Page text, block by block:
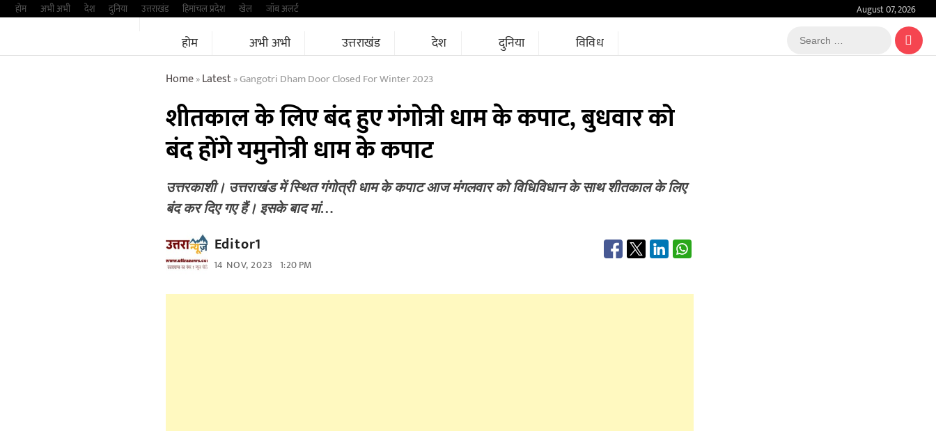
Skipहोम अभी अभी देश दुनिया उत्तराखंड हिमांचल प्रदेश खेल जॉब अलर्ट August 07, 2026
होम अभी अभी उत्तराखंड देश दुनिया विविध
Search
…
Home»Latest»Gangotri Dham Door Closed For Winter 2023
शीतकाल के लिए बंद हुए गंगोत्री धाम के कपाट, बुधवार को
बंद होंगे यमुनोत्री धाम के कपाट
उत्तरकाशी। उत्तराखंड में स्थित गंगोत्री धाम के कपाट आज मंगलवार को विधिविधान के साथ शीतकाल के लिए
बंद कर दिए गए हैं। इसके बाद मां…
Editor1
14 NOV, 2023 1:20 PM